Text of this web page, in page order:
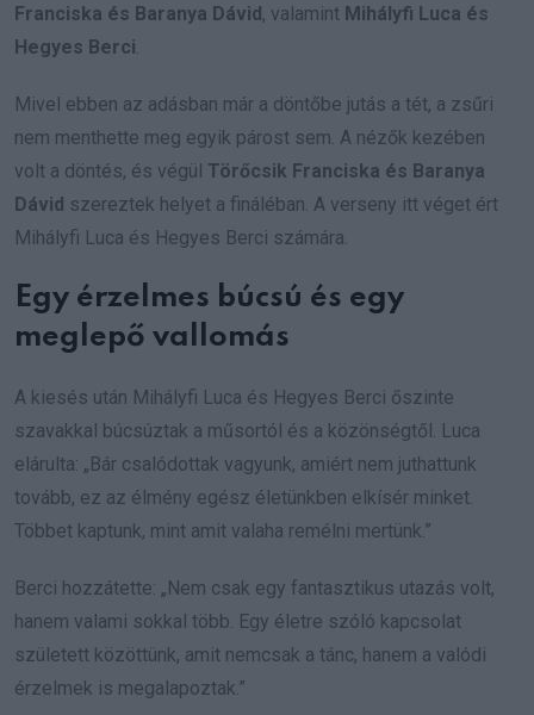
Franciska és Baranya Dávid, valamint Mihályfi Luca és
Hegyes Berci
Mivel ebben az adásban már a döntőbe jutás a tét, a zsűri
nem menthette meg egyik párost sem. A nézők kezében
volt a döntés, és végül Törőcsik Franciska és Baranya
Dávid szereztek helyet a fináléban. A verseny itt véget ért
Mihályfi Luca és Hegyes Berci számára.
Egy érzelmes búcsú és egy
meglepő vallomás
A kiesés után Mihályfi Luca és Hegyes Berci őszinte
szavakkal búcsúztak a műsortól és a közönségtől. Luca
elárulta: „Bár csalódottak vagyunk, amiért nem juthattunk
tovább, ez az élmény egész életünkben elkísér minket.
Többet kaptunk, mint amit valaha remélni mertünk.”
Berci hozzátette: „Nem csak egy fantasztikus utazás volt,
hanem valami sokkal több. Egy életre szóló kapcsolat
született közöttünk, amit nemcsak a tánc, hanem a valódi
érzelmek is megalapoztak.”